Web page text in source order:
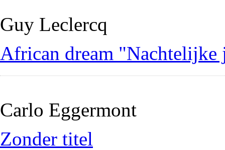
Guy Leclercq
African dream "Nachtelijke
Carlo Eggermont
Zonder titel